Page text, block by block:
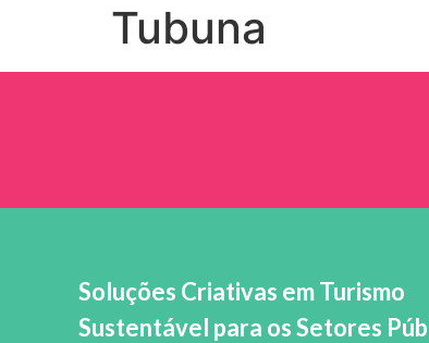
Tubuna
Soluções Criativas em Turismo
Sustentável para os Setores